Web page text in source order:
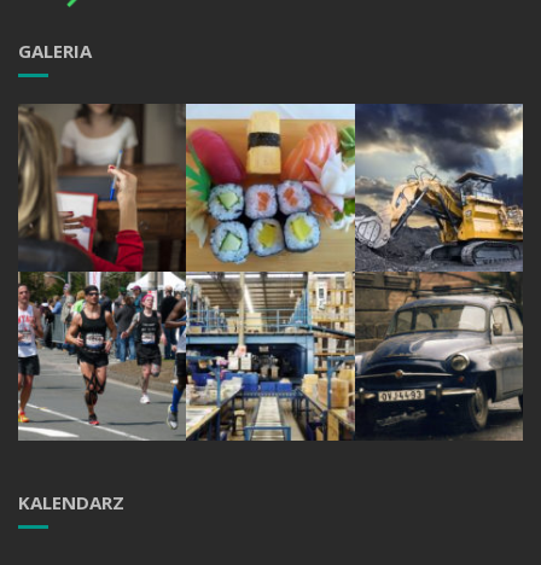
GALERIA
KALENDARZ